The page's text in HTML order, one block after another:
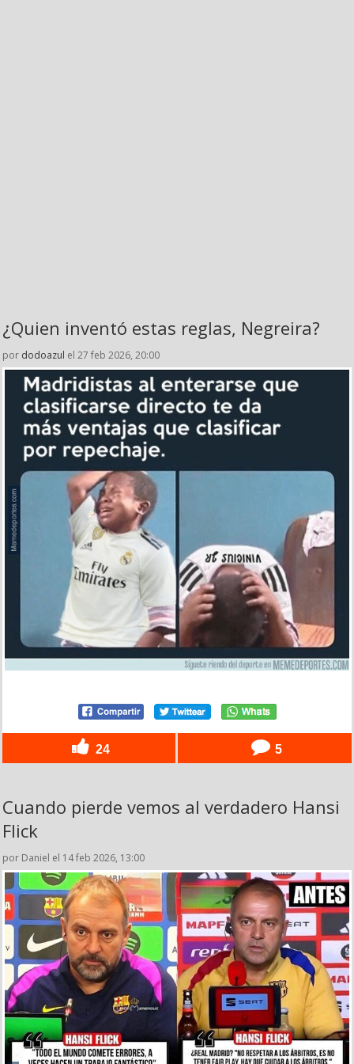
¿Quien inventó estas reglas, Negreira?
por dodoazul el 27 feb 2026, 20:00
24 5
Cuando pierde vemos al verdadero Hansi
Flick
por Daniel el 14 feb 2026, 13:00